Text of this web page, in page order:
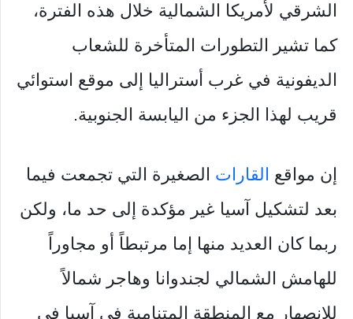
الشرقي لأمريكا الشمالية خلال هذه الفترة،
كما تشير التطورات المتأخرة للشعاب
الديفونية في غرب أستراليا إلى موقع استوائي
قريب لهذا الجزء من اليابسة الجنوبية.
إن مواقع القارات الصغيرة التي تجمعت فيما
بعد لتشكيل آسيا غير مؤكدة إلى حد ما، ولكن
ربما كان العديد منها إما مرتبطاً أو مجاوراً
للهامش الشمالي لجندوانا وهاجر شمالاً
للانصهار مع المنطقة المتنامية في آسيا في